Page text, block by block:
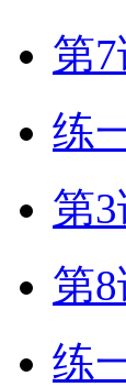
第
练
第
第
练